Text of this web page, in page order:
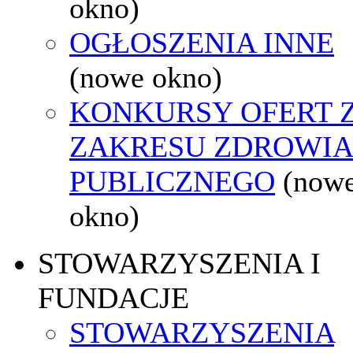
okno)
OGŁOSZENIA INNE
(nowe okno)
KONKURSY OFERT
ZAKRESU ZDROWIA
PUBLICZNEGO
okno)
STOWARZYSZENIA I
FUNDACJE
STOWARZYSZENIA